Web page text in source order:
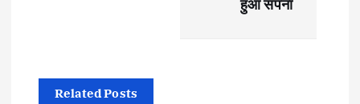
g
हुआ सपना
Related Posts